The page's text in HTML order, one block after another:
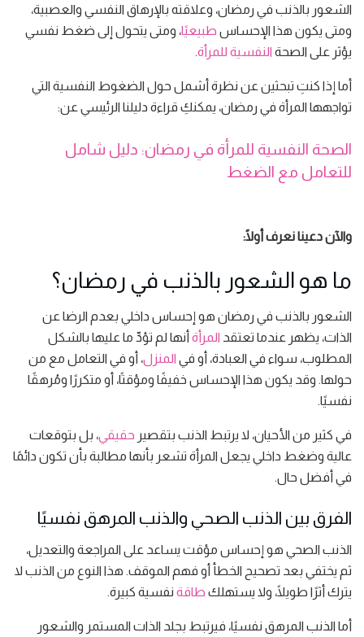
الشعور بالذنب في رمضان، وعلاقته بالإرهاق النفسي والعصبية،
ومتى يكون هذا الإحساس طبيعيًا، ومتى يتحول إلى ضغط نفسي
يؤثر على الصحة النفسية للمرأة.
أما إذا كنتِ تبحثين عن نظرة أشمل حول الضغوط النفسية التي
تواجهها المرأة في رمضان، يمكنكِ قراءة دليلنا الرئيسي عن:
الصحة النفسية للمرأة في رمضان: دليل شامل
للتعامل مع الضغط
والآن دعينا نعرف أولًا:
ما هو الشعور بالذنب في رمضان؟
الشعور بالذنب في رمضان هو إحساس داخلي بعدم الرضا عن
الذات، يظهر عندما تعتقد المرأة أنها لم تؤدِّ ما عليها بالشكل
المطلوب، سواء في العبادة، أو في المنزل، أو في التعامل مع من
حولها. وقد يكون هذا الإحساس خفيفًا ومؤقتًا، أو متكررًا ومُرهقًا
نفسيًا.
في كثير من الأحيان، لا يرتبط الذنب بتقصير حقيقي، بل بتوقعات
عالية وضغط داخلي يجعل المرأة تشعر بأنها مطالبة بأن تكون دائمًا
في أفضل حال.
الفرق بين الذنب الصحي والذنب المرهق نفسيًا
الذنب الصحي هو إحساس مؤقت يساعد على المراجعة والتعديل،
ثم يختفي بعد تصحيح الخطأ أو فهم الموقف. هذا النوع من الذنب لا
يترك أثرًا طويلًا، ولا يستهلك طاقة نفسية كبيرة.
أما الذنب المرهق نفسيًا، فيرتبط بجلد الذات المستمر والشعور